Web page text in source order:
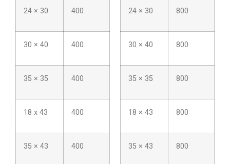
24 × 30 400
30 × 40 400
35 × 35 400
18 x 43 400
35 × 43 400
24 × 30 800
30 × 40 800
35 × 35 800
18 × 43 800
35 × 43 800